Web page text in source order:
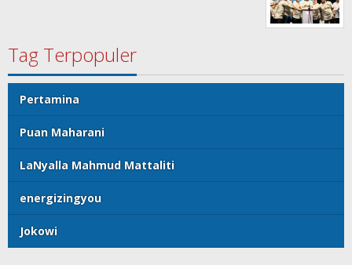
Tag Terpopuler
Pertamina
Puan Maharani
LaNyalla Mahmud Mattaliti
energizingyou
Jokowi